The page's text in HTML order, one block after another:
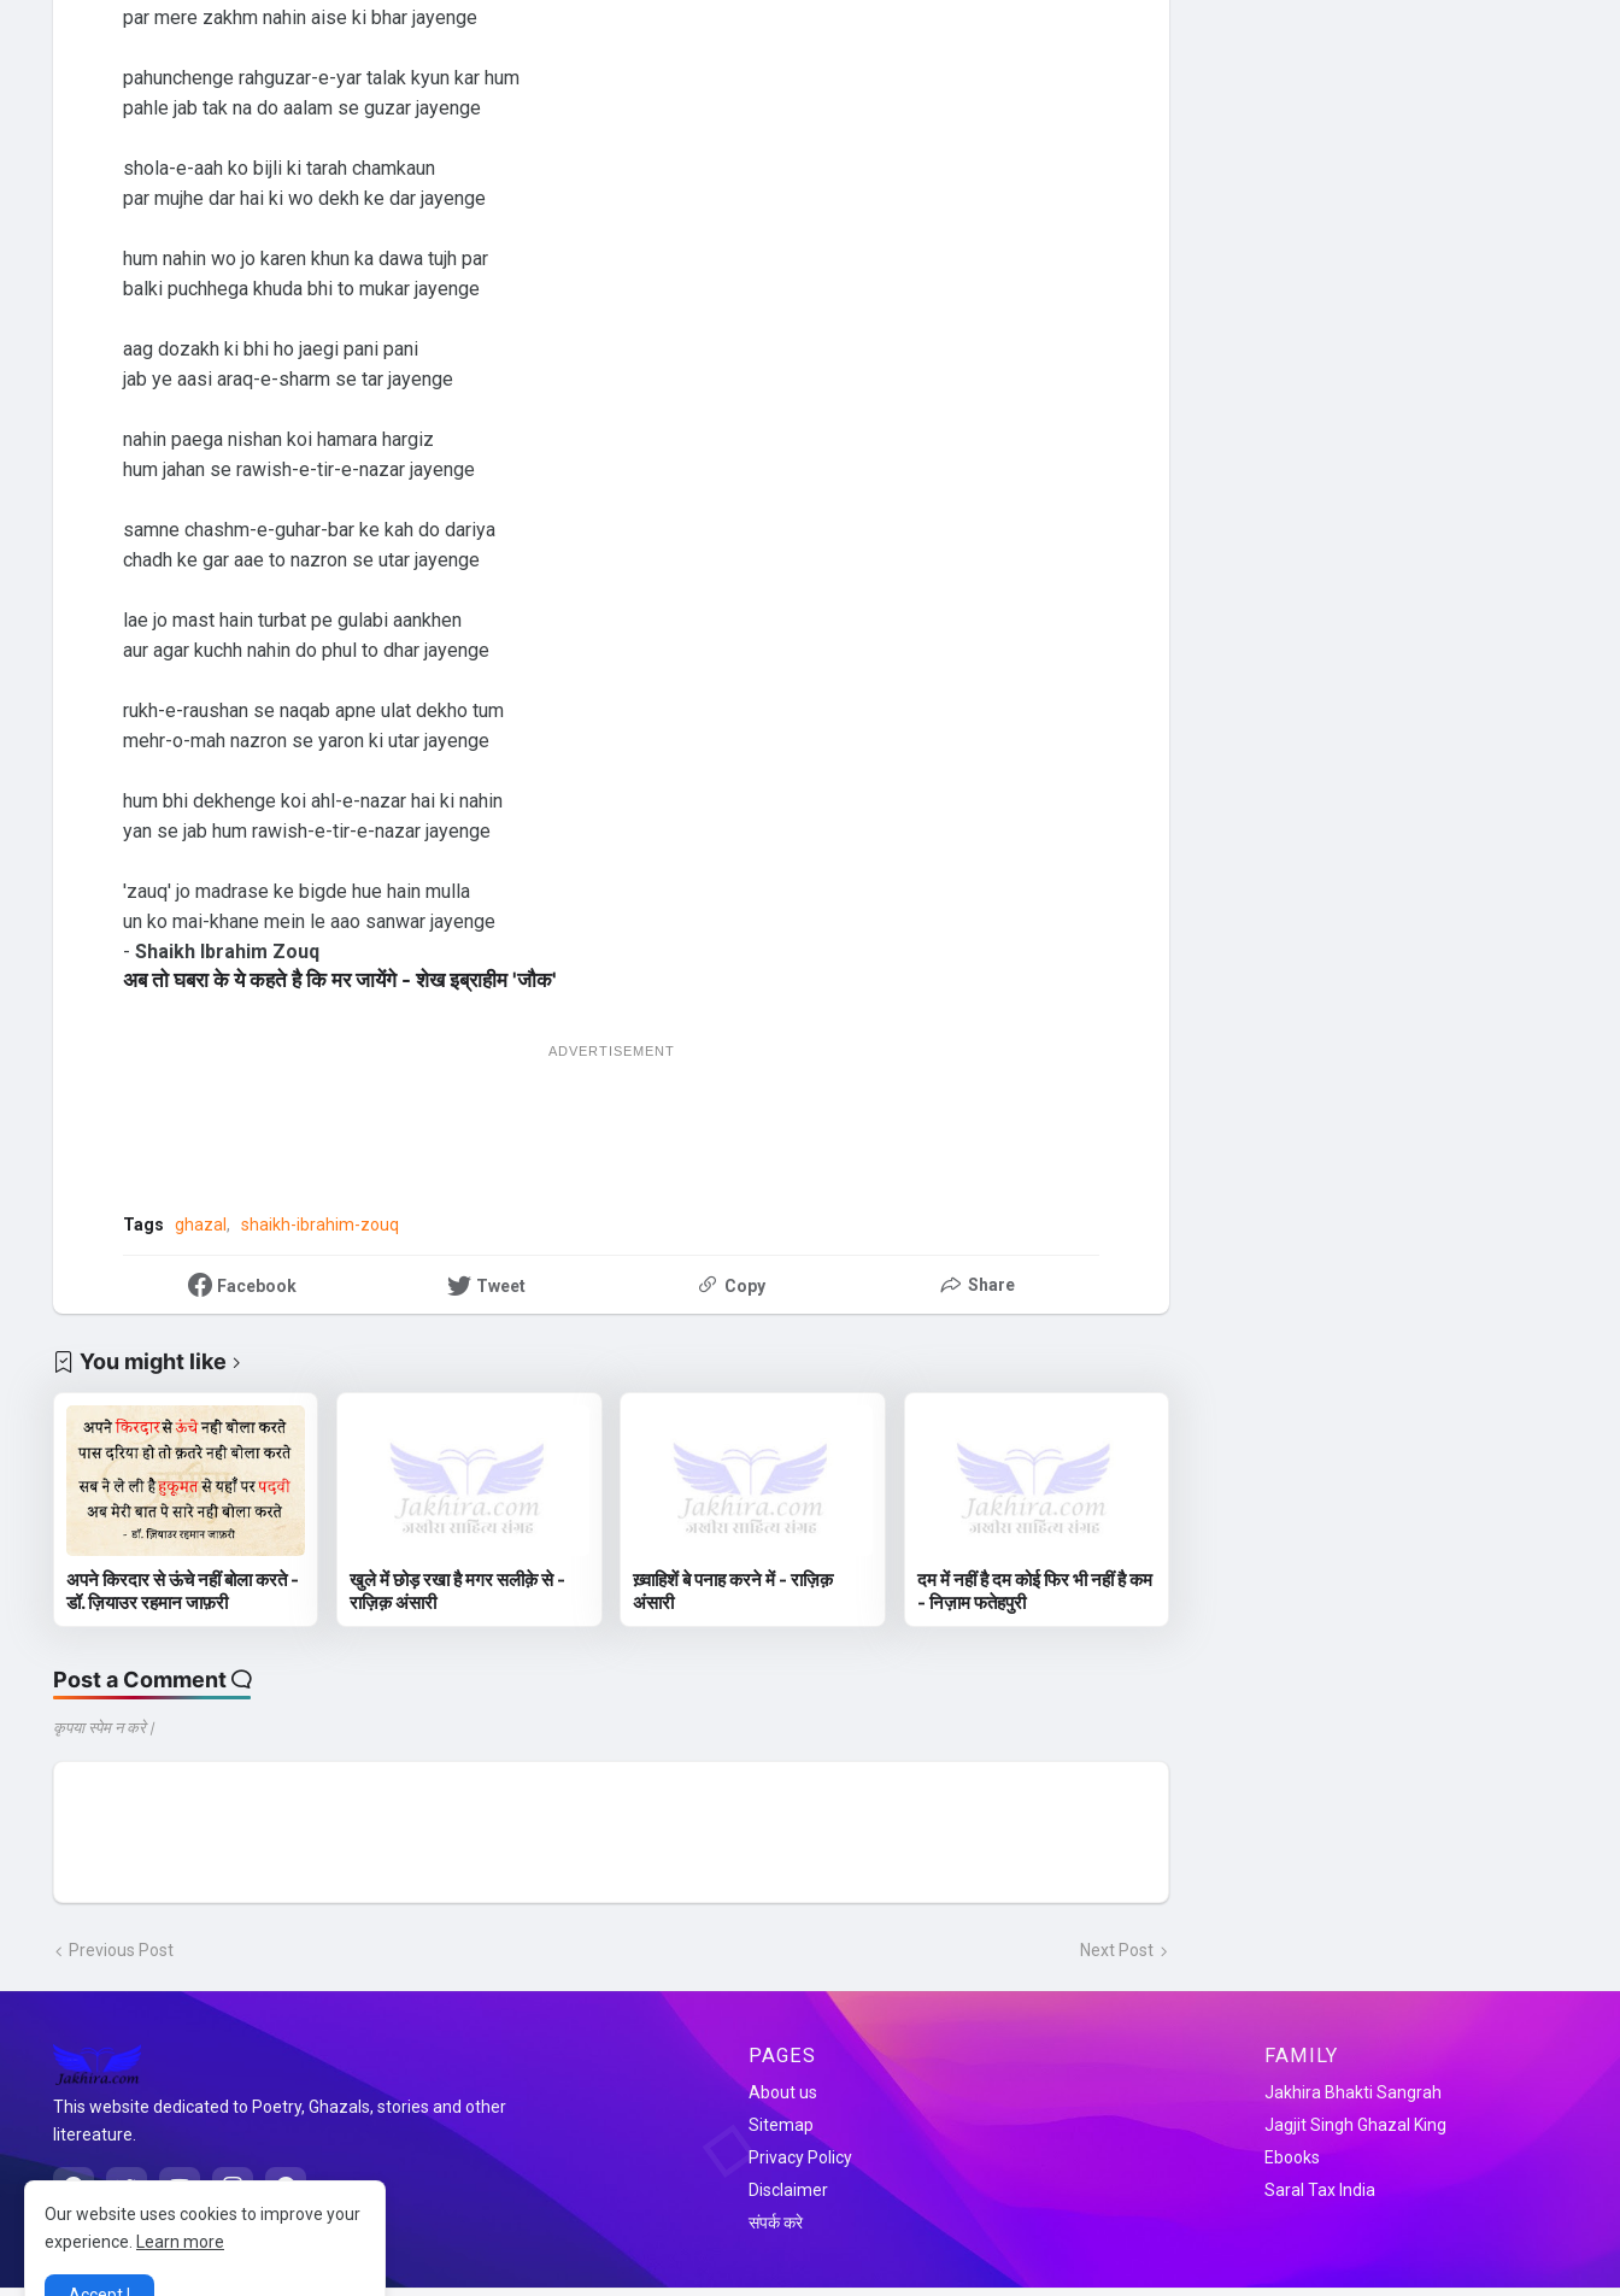
par mere zakhm nahin aise ki bhar jayenge
pahunchenge rahguzar-e-yar talak kyun kar hum
pahle jab tak na do aalam se guzar jayenge
shola-e-aah ko bijli ki tarah chamkaun
par mujhe dar hai ki wo dekh ke dar jayenge
hum nahin wo jo karen khun ka dawa tujh par
balki puchhega khuda bhi to mukar jayenge
aag dozakh ki bhi ho jaegi pani pani
jab ye aasi araq-e-sharm se tar jayenge
nahin paega nishan koi hamara hargiz
hum jahan se rawish-e-tir-e-nazar jayenge
samne chashm-e-guhar-bar ke kah do dariya
chadh ke gar aae to nazron se utar jayenge
lae jo mast hain turbat pe gulabi aankhen
aur agar kuchh nahin do phul to dhar jayenge
rukh-e-raushan se naqab apne ulat dekho tum
mehr-o-mah nazron se yaron ki utar jayenge
hum bhi dekhenge koi ahl-e-nazar hai ki nahin
yan se jab hum rawish-e-tir-e-nazar jayenge
'zauq' jo madrase ke bigde hue hain mulla
un ko mai-khane mein le aao sanwar jayenge
- Shaikh Ibrahim Zouq
अब तो घबरा के ये कहते है कि मर जायेंगे - शेख इब्राहीम 'जौक'
ADVERTISEMENT
Tags ghazal shaikh-ibrahim-zouq
Facebook Tweet Copy Share
You might like
अपने किरदार से ऊंचे नहीं बोला करते -
डॉ. ज़ियाउर रहमान जाफ़री
खुले में छोड़ रखा है मगर सलीक़े से -
राज़िक़ अंसारी
ख़्वाहिशें बे पनाह करने में - राज़िक़
अंसारी
दम में नहीं है दम कोई फिर भी नहीं है कम
- निज़ाम फतेहपुरी
Post a Comment
कृपया स्पेम न करे |
Previous Post Next Post
This website dedicated to Poetry, Ghazals, stories and other
litereature.
PAGES
About us
Sitemap
Privacy Policy
Disclaimer
संपर्क करे
FAMILY
Jakhira Bhakti Sangrah
Jagjit Singh Ghazal King
Ebooks
Saral Tax India
Our website uses cookies to improve your
experience.
Learn more